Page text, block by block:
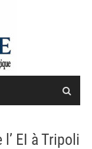
EI à Tripoli